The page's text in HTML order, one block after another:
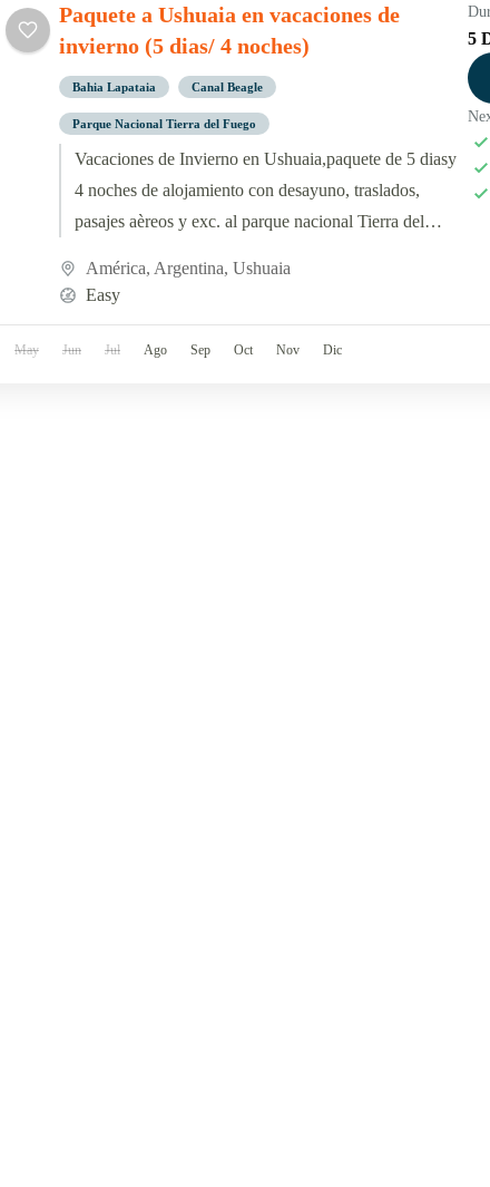
Paquete a Ushuaia en vacaciones de
invierno (5 dias/ 4 noches)
Bahia Lapataia Canal Beagle
Parque Nacional Tierra del Fuego
Vacaciones de Invierno en Ushuaia,paquete de 5 diasy
4 noches de alojamiento con desayuno, traslados,
pasajes aèreos y exc. al parque nacional Tierra del
América, Argentina, Ushuaia
Easy
5
May Jun Jul Ago Sep Oct Nov Dic